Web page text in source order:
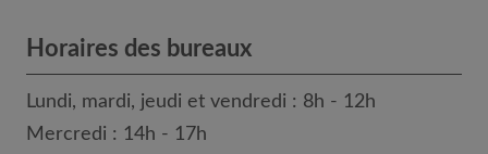
Horaires des bureaux
Lundi, mardi, jeudi et vendredi : 8h - 12h
Mercredi : 14h - 17h